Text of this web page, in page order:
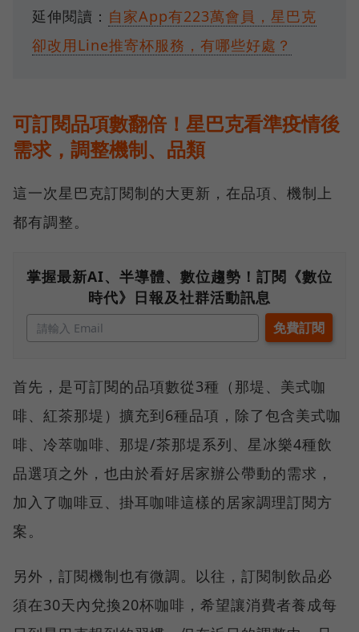
延伸閱讀： 自家App有223萬會員，星巴克
卻改用Line推寄杯服務，有哪些好處？
可訂閱品項數翻倍！星巴克看準疫情後
需求，調整機制、品類
這一次星巴克訂閱制的大更新，在品項、機制上
都有調整。
掌握最新AI、半導體、數位趨勢！訂閱《數位
時代》日報及社群活動訊息
首先，是可訂閱的品項數從3種（那堤、美式咖
啡、紅茶那堤）擴充到6種品項，除了包含美式咖
啡、冷萃咖啡、那堤/茶那堤系列、星冰樂4種飲
品選項之外，也由於看好居家辦公帶動的需求，
加入了咖啡豆、掛耳咖啡這樣的居家調理訂閱方
案。
另外，訂閱機制也有微調。以往，訂閱制飲品必
須在30天內兌換20杯咖啡，希望讓消費者養成每